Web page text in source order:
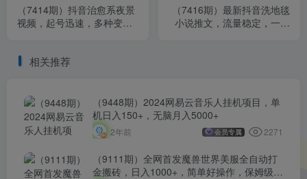
（7414期）抖音治愈系夜景
视频，起号迅速，多种变现
（7416期）最新抖音洗地毯
小说推文，流量稳定，一天
相关推荐
（9448期）2024网易云音乐人挂机项目，单
机日入150+，无脑月入5000+
2年前 会员专属 2271
（9111期）全网首发魔兽世界美服全自动打
金搬砖，日入1000+，简单好操作，保姆级教